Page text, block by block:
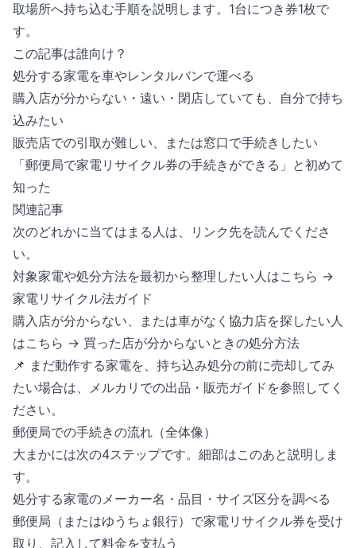
取場所へ持ち込む手順を説明します。1台につき券1枚で
す。
この記事は誰向け？
処分する家電を車やレンタルバンで運べる
購入店が分からない・遠い・閉店していても、自分で持ち
込みたい
販売店での引取が難しい、または窓口で手続きしたい
「郵便局で家電リサイクル券の手続きができる」と初めて
知った
関連記事
次のどれかに当てはまる人は、リンク先を読んでくださ
い。
対象家電や処分方法を最初から整理したい人はこちら →
家電リサイクル法ガイド
購入店が分からない、または車がなく協力店を探したい人
はこちら → 買った店が分からないときの処分方法
📌 まだ動作する家電を、持ち込み処分の前に売却してみ
たい場合は、 メルカリでの出品・販売ガイド を参照してく
ださい。
郵便局での手続きの流れ（全体像）
大まかには次の4ステップです。細部はこのあと説明しま
す。
処分する家電のメーカー名・品目・サイズ区分を調べる
郵便局（またはゆうちょ銀行）で家電リサイクル券を受け
取り、記入して料金を支払う